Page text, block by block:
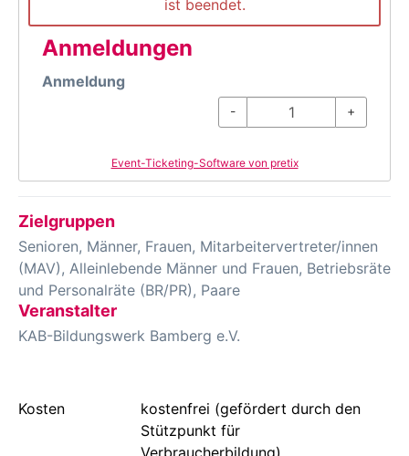
ist beendet.
Anmeldungen
Anmeldung
- +
Event-Ticketing-Software von pretix
Zielgruppen
Senioren, Männer, Frauen, Mitarbeitervertreter/innen
(MAV), Alleinlebende Männer und Frauen, Betriebsräte
und Personalräte (BR/PR), Paare
Veranstalter
KAB-Bildungswerk Bamberg e.V.
Kosten
kostenfrei (gefördert durch den
Stützpunkt für